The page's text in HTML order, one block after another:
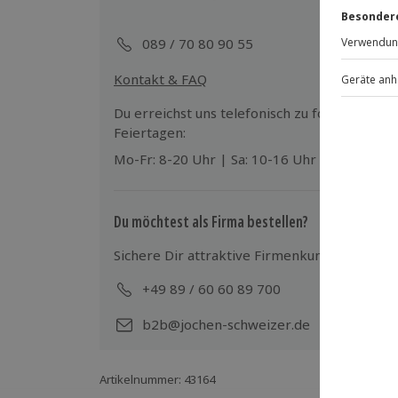
089 / 70 80 90 55
Kontakt & FAQ
Du erreichst uns telefonisch zu folgenden
Feiertagen:
Mo-Fr: 8-20 Uhr | Sa: 10-16 Uhr
Du möchtest als Firma bestellen?
Sichere Dir attraktive Firmenkunden Vorteile.
+49 89 / 60 60 89 700
b2b@jochen-schweizer.de
Artikelnummer: 43164